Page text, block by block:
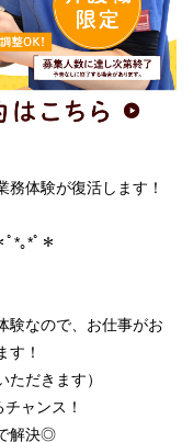
体験が復活します！
*｡*ﾟ＊
験なので、お仕事がお
す！
ただきます）
ャンス！
解決◎